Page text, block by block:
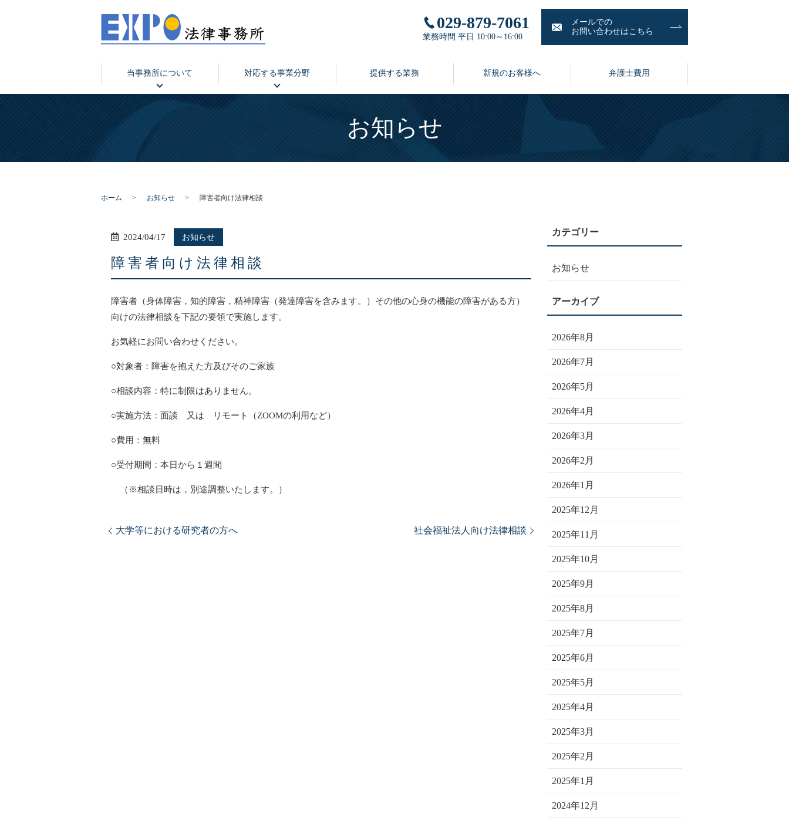
当事務所について 対応する事業分野 提供する業務 新規のお客様へ 弁護士費用
029-879-7061
業務時間 平日 10:00～16:00
メールでの
お問い合わせはこちら
お知らせ
ホーム お知らせ 障害者向け法律相談
2024/04/17 お知らせ
障害者向け法律相談
障害者（身体障害，知的障害，精神障害（発達障害を含みます。）その他の心身の機能の障害がある方）
向けの法律相談を下記の要領で実施します。
お気軽にお問い合わせください。
○対象者：障害を抱えた方及びそのご家族
○相談内容：特に制限はありません。
○実施方法：面談 又は リモート（ZOOMの利用など）
○費用：無料
○受付期間：本日から１週間
（※相談日時は，別途調整いたします。）
大学等における研究者の方へ 社会福祉法人向け法律相談
お知らせ
2026年8月
2026年7月
2026年5月
2026年4月
2026年3月
2026年2月
2026年1月
2025年12月
2025年11月
2025年10月
2025年9月
2025年8月
2025年7月
2025年6月
2025年5月
2025年4月
2025年3月
2025年2月
2025年1月
2024年12月